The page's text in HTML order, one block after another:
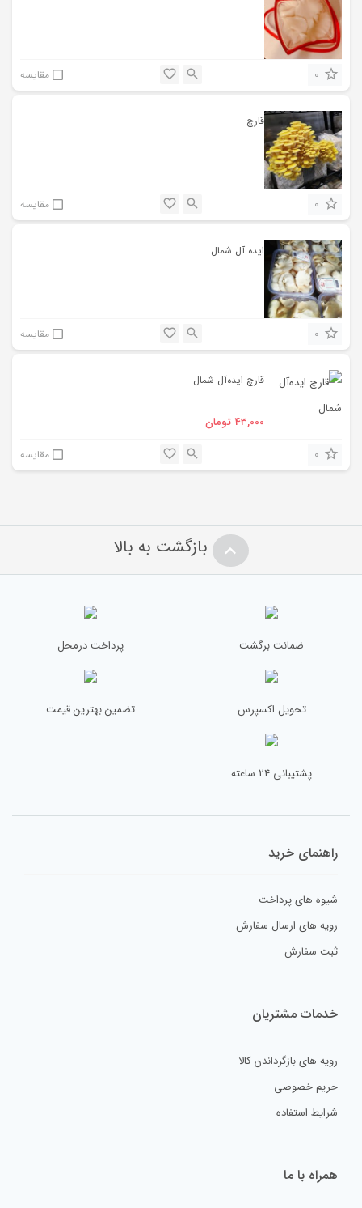
0 مقایسه
‌قارچ
0 مقایسه
‌ایده آل شمال
0 مقایسه
‌قارچ ایده‌آل شمال
43,000 تومان
0
مقایسه
بازگشت به بالا
ضمانت برگشت پرداخت درمحل
تحویل اکسپرس تضمین بهترین قیمت
پشتیبانی 24 ساعته
راهنمای خرید
شیوه های پرداخت
رویه های ارسال سفارش
ثبت سفارش
خدمات مشتریان
رویه های بازگرداندن کالا
حریم خصوصی
شرایط استفاده
همراه با ما